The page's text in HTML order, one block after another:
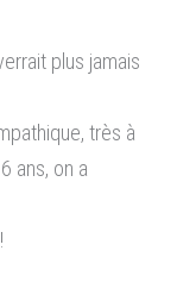
plus jamais
très à
ans, on a